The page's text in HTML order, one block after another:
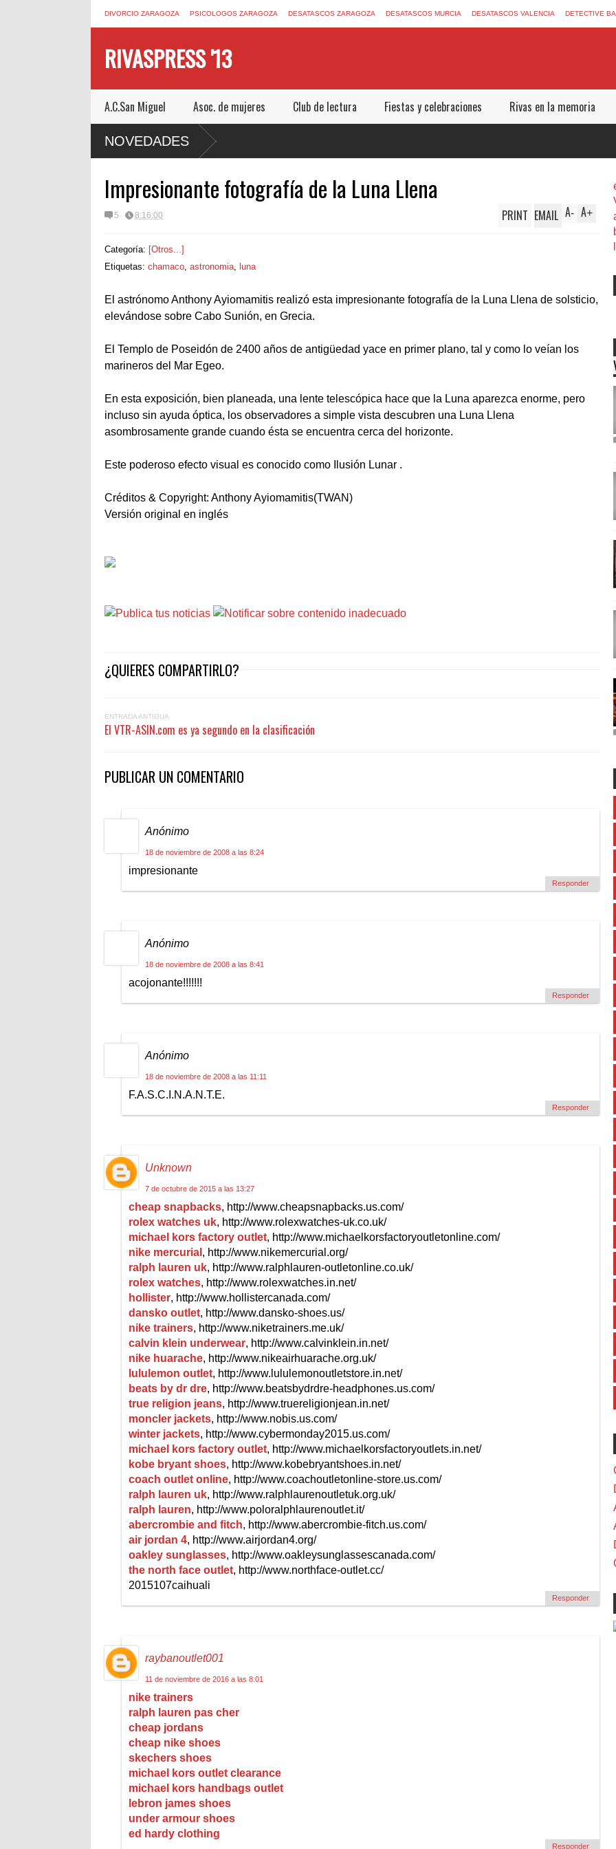
DIVORCIO ZARAGOZA PSICOLOGOS ZARAGOZA DESATASCOS ZARAGOZA DESATASCOS MURCIA DESATASCOS VALENCIA DETECTIVE
RIVASPRESS '13
A.C.San Miguel Asoc. de mujeres Club de lectura Fiestas y celebraciones Rivas en la memoria
NOVEDADES
UN ESCAPE ROOM DE MUCHO MIEDO EN
Impresionante fotografía de la Luna Llena
5 8:16:00 A+
A-
PRINT EMAIL
Categoría: [Otros...]
Etiquetas: chamaco, astronomia, luna
El astrónomo Anthony Ayiomamitis realizó esta impresionante fotografía de la Luna Llena de solsticio,
elevándose sobre Cabo Sunión, en Grecia.
El Templo de Poseidón de 2400 años de antigüedad yace en primer plano, tal y como lo veían los
marineros del Mar Egeo.
En esta exposición, bien planeada, una lente telescópica hace que la Luna aparezca enorme, pero
incluso sin ayuda óptica, los observadores a simple vista descubren una Luna Llena
asombrosamente grande cuando ésta se encuentra cerca del horizonte.
Este poderoso efecto visual es conocido como Ilusión Lunar .
Créditos & Copyright: Anthony Ayiomamitis(TWAN)
Versión original en inglés
¿QUIERES COMPARTIRLO?
ENTRADA ANTIGUA
El VTR-ASIN.com es ya segundo en la clasificación
PUBLICAR UN COMENTARIO
Anónimo
18 de noviembre de 2008 a las 8:24
impresionante
Responder
Anónimo
18 de noviembre de 2008 a las 8:41
acojonante!!!!!!!
Responder
Anónimo
18 de noviembre de 2008 a las 11:11
F.A.S.C.I.N.A.N.T.E.
Responder
Unknown
7 de octubre de 2015 a las 13:27
cheap snapbacks, http://www.cheapsnapbacks.us.com/
rolex watches uk, http://www.rolexwatches-uk.co.uk/
michael kors factory outlet, http://www.michaelkorsfactoryoutletonline.com/
nike mercurial , http://www.nikemercurial.org/
ralph lauren uk, http://www.ralphlauren-outletonline.co.uk/
rolex watches, http://www.rolexwatches.in.net/
hollister, http://www.hollistercanada.com/
dansko outlet, http://www.dansko-shoes.us/
nike trainers, http://www.niketrainers.me.uk/
calvin klein underwear, http://www.calvinklein.in.net/
nike huarache, http://www.nikeairhuarache.org.uk/
lululemon outlet, http://www.lululemonoutletstore.in.net/
beats by dr dre, http://www.beatsbydrdre-headphones.us.com/
true religion jeans, http://www.truereligionjean.in.net/
moncler jackets, http://www.nobis.us.com/
winter jackets, http://www.cybermonday2015.us.com/
michael kors factory outlet, http://www.michaelkorsfactoryoutlets.in.net/
kobe bryant shoes, http://www.kobebryantshoes.in.net/
coach outlet online, http://www.coachoutletonline-store.us.com/
ralph lauren uk, http://www.ralphlaurenoutletuk.org.uk/
ralph lauren, http://www.poloralphlaurenoutlet.it/
abercrombie and fitch, http://www.abercrombie-fitch.us.com/
air jordan 4, http://www.airjordan4.org/
oakley sunglasses, http://www.oakleysunglassescanada.com/
the north face outlet, http://www.northface-outlet.cc/
2015107caihuali
Responder
raybanoutlet001
11 de noviembre de 2016 a las 8:01
nike trainers
ralph lauren pas cher
cheap jordans
cheap nike shoes
skechers shoes
michael kors outlet clearance
michael kors handbags outlet
lebron james shoes
under armour shoes
ed hardy clothing
Responder